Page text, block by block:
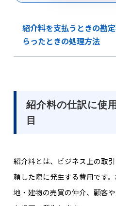
紹介料を支払うときの勘
らったときの処理方法
紹介料の仕訳に使
目
紹介料とは、ビジネス上の取
頼した際に発生する費用です
地・建物の売買の仲介、顧客